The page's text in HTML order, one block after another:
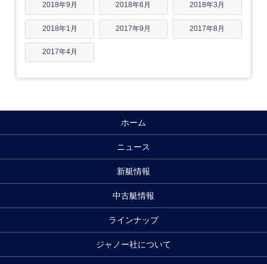
2018年9月 2018年6月 2018年3月
2018年1月 2017年9月 2017年8月
2017年4月
ホーム
ニュース
新艇情報
中古艇情報
ラインナップ
ジャノー社について